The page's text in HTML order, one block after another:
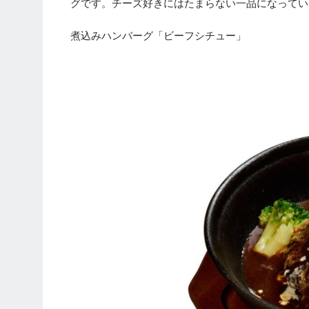
グです。チーズ好きにはたまらない一品になって
煮込みハンバーグ「ビーフシチュー」